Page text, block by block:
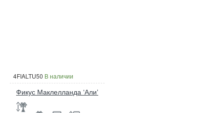
4FIALTU50 В наличии
Фикус Маклелланда ‘Али’